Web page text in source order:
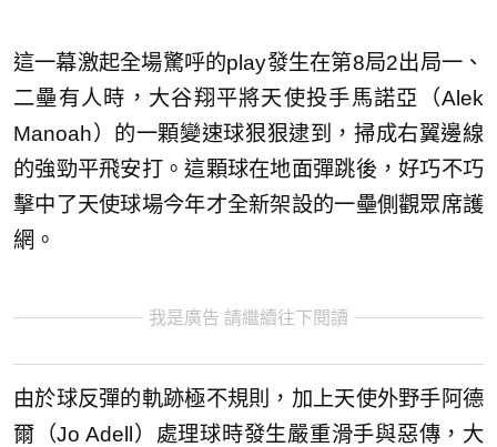
這一幕激起全場驚呼的play發生在第8局2出局一、
二壘有人時，大谷翔平將天使投手馬諾亞（Alek
Manoah）的一顆變速球狠狠逮到，掃成右翼邊線
的強勁平飛安打。這顆球在地面彈跳後，好巧不巧
擊中了天使球場今年才全新架設的一壘側觀眾席護
網。
我是廣告 請繼續往下閱讀
由於球反彈的軌跡極不規則，加上天使外野手阿德
爾（Jo Adell）處理球時發生嚴重滑手與惡傳，大